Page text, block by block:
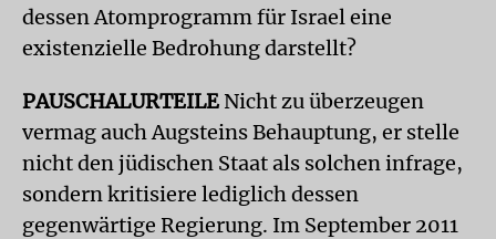
dessen Atomprogramm für Israel eine
existenzielle Bedrohung darstellt?
PAUSCHALURTEILE Nicht zu überzeugen
vermag auch Augsteins Behauptung, er stelle
nicht den jüdischen Staat als solchen infrage,
sondern kritisiere lediglich dessen
gegenwärtige Regierung. Im September 2011